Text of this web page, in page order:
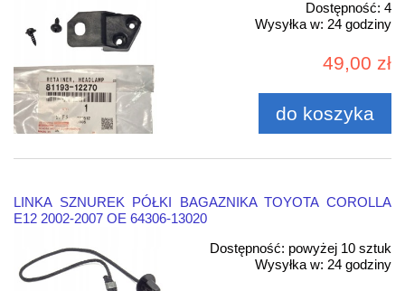
Dostępność: 4
Wysyłka w: 24 godziny
49,00 zł
do koszyka
LINKA SZNUREK PÓŁKI BAGAZNIKA TOYOTA COROLLA
E12 2002-2007 OE 64306-13020
Dostępność: powyżej 10 sztuk
Wysyłka w: 24 godziny